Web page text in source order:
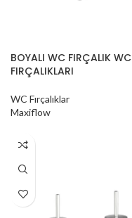
BOYALI WC FIRÇALIK WC
FIRÇALIKLARI
WC Fırçalıklar
Maxiflow